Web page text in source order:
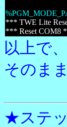
*** TWE Lite
*** Reset COM8
以上で
そのま
★ステ